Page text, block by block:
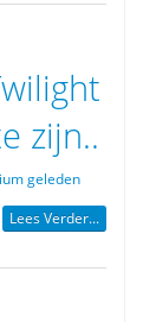
zijn..
geleden
Lees Verder...